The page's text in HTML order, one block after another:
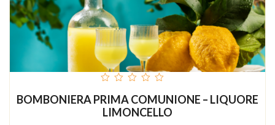
of
5
BOMBONIERA PRIMA COMUNIONE – LIQUORE
LIMONCELLO